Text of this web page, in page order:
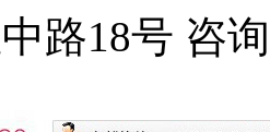
路18号 咨